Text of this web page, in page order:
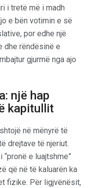
i tretë më i madh
e bën votimin e së
por edhe një
dhe rëndësinë e
gjurmë nga ajo
një hap
kapitullit
në mënyrë të
drejtave të njeriut.
e luajtshme”
që në të kaluarën ka
fizike. Për ligjvënësit,